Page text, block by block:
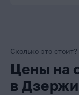
Сколько это стоит?
Цены на
в